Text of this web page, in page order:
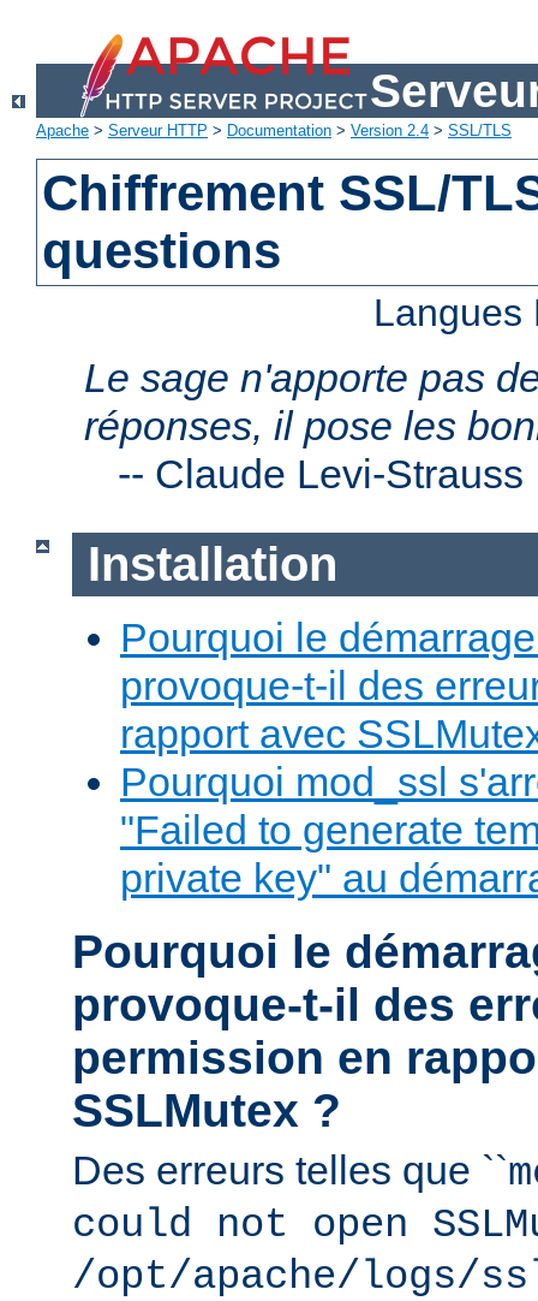
Apache > Serveur HTTP > Documentation > Version 2.4 > SSL/TLS
Chiffrement SSL/
questions
Le sage n'apporte pas
réponses, il pose les
-- Claude Levi-Strauss
Installation
Pourquoi le
provoque-t-il des
rapport avec
Pourquoi mod_ssl
"Failed to generate
private key" au
Pourquoi le
provoque-t-il des
permission en
SSLMutex ?
Des erreurs telles que ``
could not open
/opt/apache/logs/